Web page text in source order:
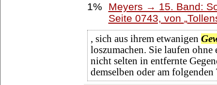
1%
Meyers → 15. Band:
Seite 0743, von
, sich aus ihrem etwanigen
loszumachen. Sie laufen
nicht selten in entfernte
demselben oder am